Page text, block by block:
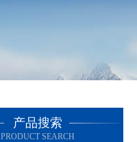
产品搜索
PRODUCT SEARCH